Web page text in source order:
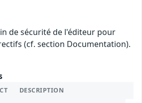
de sécurité de l'éditeur pour
(cf. section Documentation).
DESCRIPTION